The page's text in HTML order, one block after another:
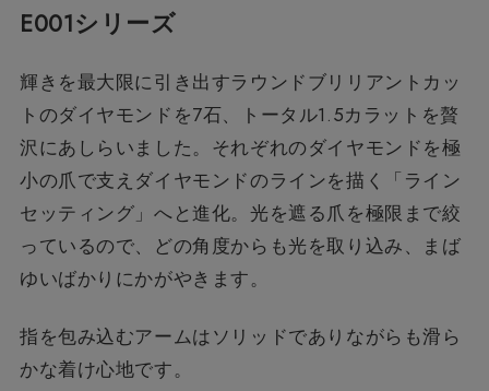
E001シリーズ
輝きを最大限に引き出すラウンドブリリアントカッ
トのダイヤモンドを7石、トータル1.5カラットを贅
沢にあしらいました。それぞれのダイヤモンドを極
小の爪で支えダイヤモンドのラインを描く「ライン
セッティング」へと進化。光を遮る爪を極限まで絞
っているので、どの角度からも光を取り込み、まば
ゆいばかりにかがやきます。
指を包み込むアームはソリッドでありながらも滑ら
かな着け心地です。